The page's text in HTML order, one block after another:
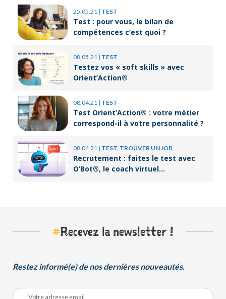
25.05.21 | TEST
Test : pour vous, le bilan de
compétences c’est quoi ?
08.05.21 | TEST
Testez vos « soft skills » avec
Orient’Action®
08.04.21 | TEST
Test Orient’Action® : votre métier
correspond-il à votre personnalité ?
08.04.21 | TEST, TROUVER UN JOB
Recrutement : faites le test avec
O’Bot®, le coach virtuel
#Recevez la newsletter !
Restez informé(e) de nos dernières nouveautés.